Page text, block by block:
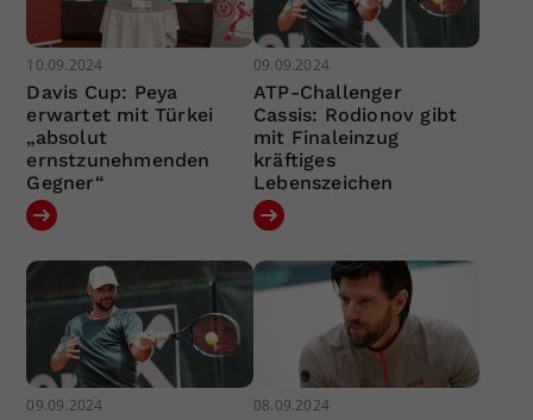
10.09.2024
Davis Cup: Peya
erwartet mit Türkei
„absolut
ernstzunehmenden
Gegner“
09.09.2024
ATP-Challenger
Cassis: Rodionov gibt
mit Finaleinzug
kräftiges
Lebenszeichen
09.09.2024 08.09.2024